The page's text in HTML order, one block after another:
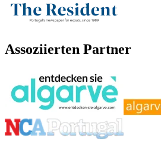
Assoziierten Partner